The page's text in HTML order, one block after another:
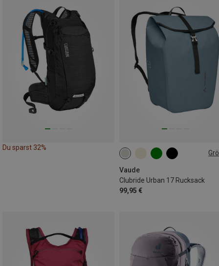
Du sparst 32%
Vaude
Clubride Urban 17 Rucksack
99,95 €
17L